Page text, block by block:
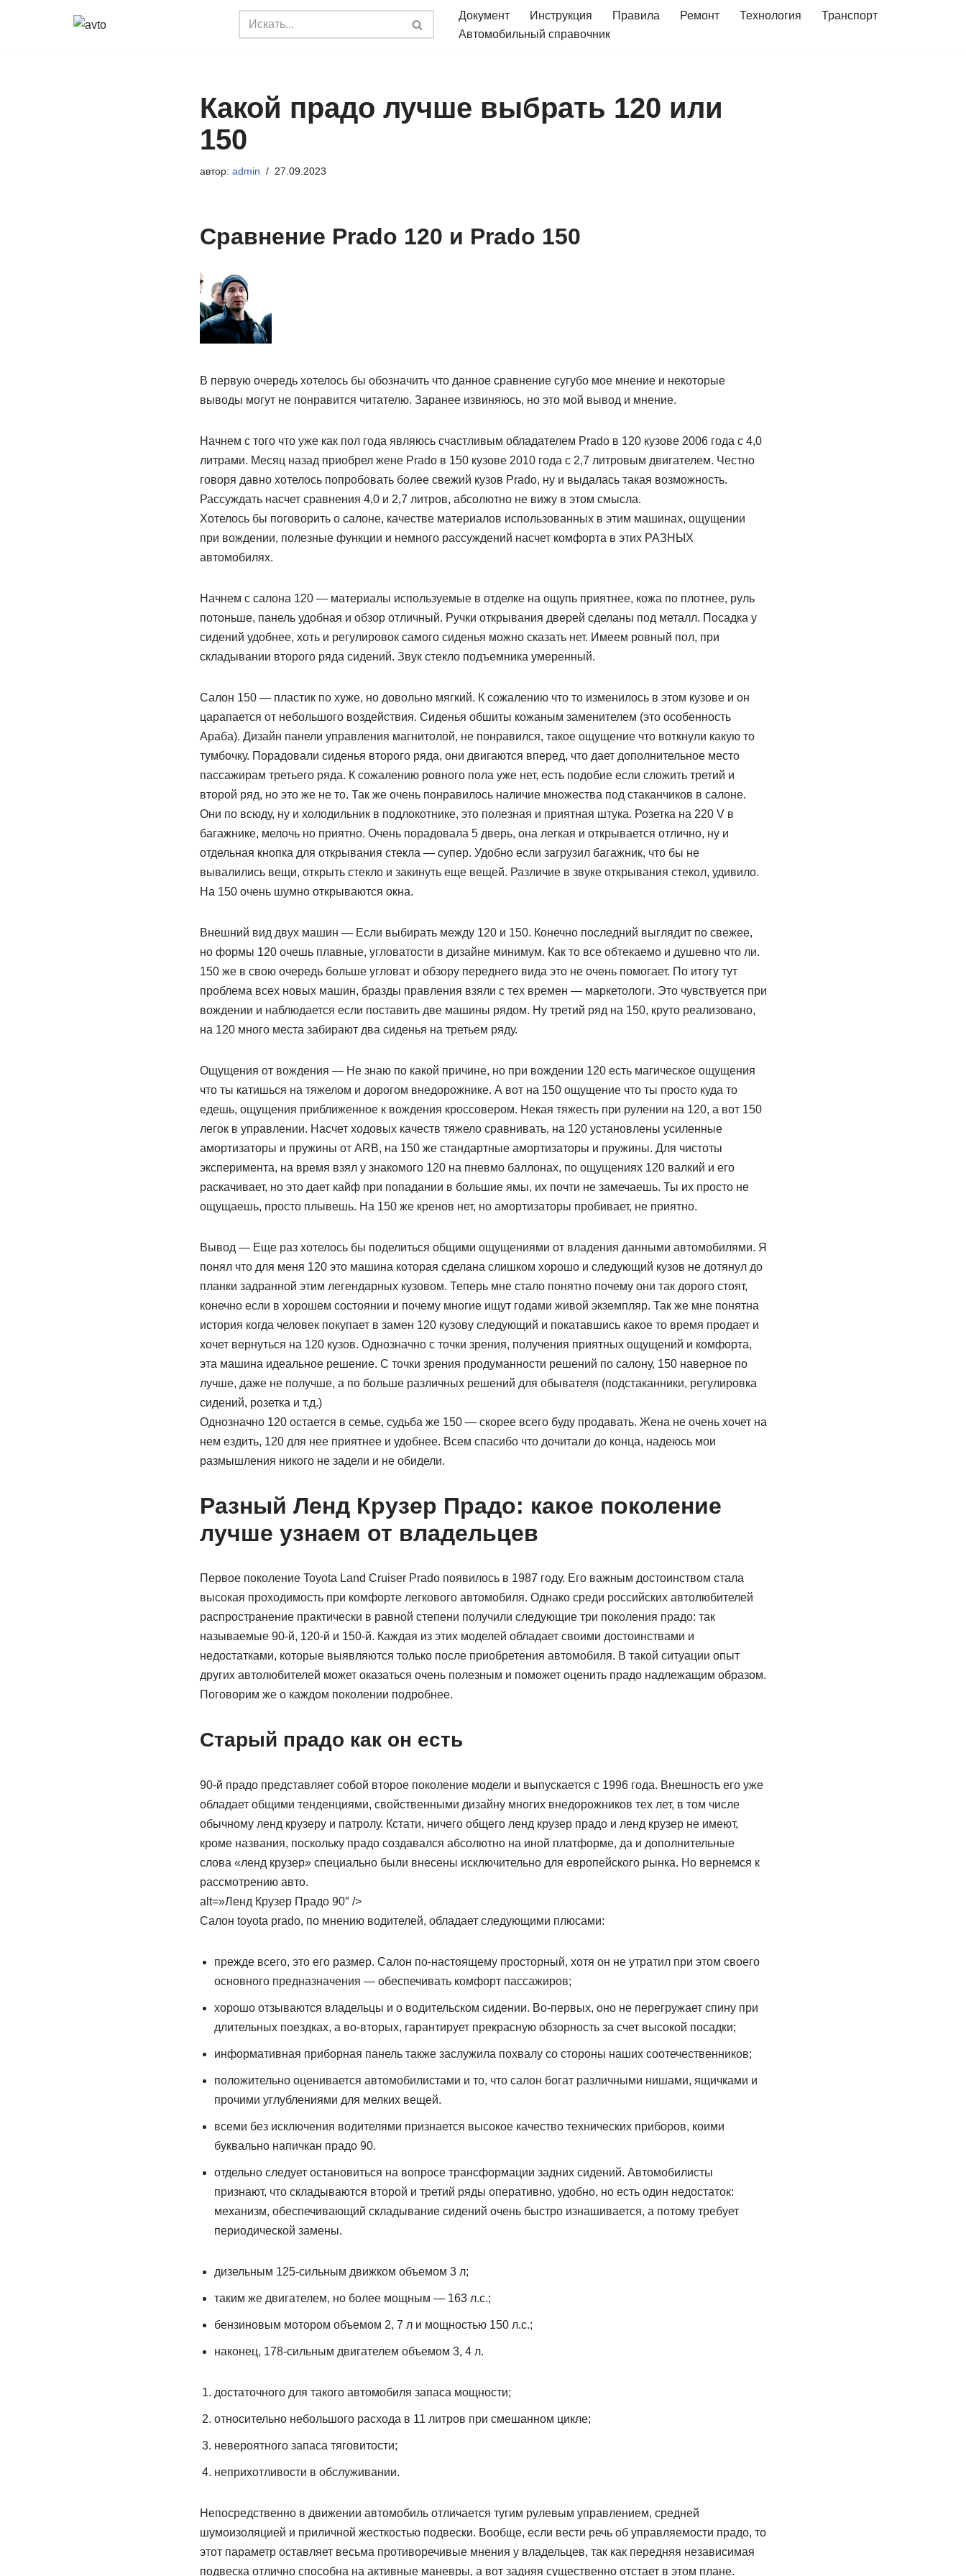
Документ Инструкция Правила Ремонт Технология
Транспорт
Автомобильный справочник
Какой прадо лучше выбрать 120 или
150
автор: admin 27.09.2023
Сравнение Prado 120 и Prado 150
В первую очередь хотелось бы обозначить что данное сравнение сугубо мое мнение и некоторые
выводы могут не понравится читателю. Заранее извиняюсь, но это мой вывод и мнение.
Начнем с того что уже как пол года являюсь счастливым обладателем Prado в 120 кузове 2006 года с 4,0
литрами. Месяц назад приобрел жене Prado в 150 кузове 2010 года с 2,7 литровым двигателем. Честно
говоря давно хотелось попробовать более свежий кузов Prado, ну и выдалась такая возможность.
Рассуждать насчет сравнения 4,0 и 2,7 литров, абсолютно не вижу в этом смысла.
Хотелось бы поговорить о салоне, качестве материалов использованных в этим машинах, ощущении
при вождении, полезные функции и немного рассуждений насчет комфорта в этих РАЗНЫХ
автомобилях.
Начнем с салона 120 — материалы используемые в отделке на ощупь приятнее, кожа по плотнее, руль
потоньше, панель удобная и обзор отличный. Ручки открывания дверей сделаны под металл. Посадка у
сидений удобнее, хоть и регулировок самого сиденья можно сказать нет. Имеем ровный пол, при
складывании второго ряда сидений. Звук стекло подъемника умеренный.
Салон 150 — пластик по хуже, но довольно мягкий. К сожалению что то изменилось в этом кузове и он
царапается от небольшого воздействия. Сиденья обшиты кожаным заменителем (это особенность
Араба). Дизайн панели управления магнитолой, не понравился, такое ощущение что воткнули какую то
тумбочку. Порадовали сиденья второго ряда, они двигаются вперед, что дает дополнительное место
пассажирам третьего ряда. К сожалению ровного пола уже нет, есть подобие если сложить третий и
второй ряд, но это же не то. Так же очень понравилось наличие множества под стаканчиков в салоне.
Они по всюду, ну и холодильник в подлокотнике, это полезная и приятная штука. Розетка на 220 V в
багажнике, мелочь но приятно. Очень порадовала 5 дверь, она легкая и открывается отлично, ну и
отдельная кнопка для открывания стекла — супер. Удобно если загрузил багажник, что бы не
вывалились вещи, открыть стекло и закинуть еще вещей. Различие в звуке открывания стекол, удивило.
На 150 очень шумно открываются окна.
Внешний вид двух машин — Если выбирать между 120 и 150. Конечно последний выглядит по свежее,
но формы 120 очешь плавные, угловатости в дизайне минимум. Как то все обтекаемо и душевно что ли.
150 же в свою очередь больше угловат и обзору переднего вида это не очень помогает. По итогу тут
проблема всех новых машин, бразды правления взяли с тех времен — маркетологи. Это чувствуется при
вождении и наблюдается если поставить две машины рядом. Ну третий ряд на 150, круто реализовано,
на 120 много места забирают два сиденья на третьем ряду.
Ощущения от вождения — Не знаю по какой причине, но при вождении 120 есть магическое ощущения
что ты катишься на тяжелом и дорогом внедорожнике. А вот на 150 ощущение что ты просто куда то
едешь, ощущения приближенное к вождения кроссовером. Некая тяжесть при рулении на 120, а вот 150
легок в управлении. Насчет ходовых качеств тяжело сравнивать, на 120 установлены усиленные
амортизаторы и пружины от ARB, на 150 же стандартные амортизаторы и пружины. Для чистоты
эксперимента, на время взял у знакомого 120 на пневмо баллонах, по ощущениях 120 валкий и его
раскачивает, но это дает кайф при попадании в большие ямы, их почти не замечаешь. Ты их просто не
ощущаешь, просто плывешь. На 150 же кренов нет, но амортизаторы пробивает, не приятно.
Вывод — Еще раз хотелось бы поделиться общими ощущениями от владения данными автомобилями. Я
понял что для меня 120 это машина которая сделана слишком хорошо и следующий кузов не дотянул до
планки задранной этим легендарных кузовом. Теперь мне стало понятно почему они так дорого стоят,
конечно если в хорошем состоянии и почему многие ищут годами живой экземпляр. Так же мне понятна
история когда человек покупает в замен 120 кузову следующий и покатавшись какое то время продает и
хочет вернуться на 120 кузов. Однозначно c точки зрения, получения приятных ощущений и комфорта,
эта машина идеальное решение. С точки зрения продуманности решений по салону, 150 наверное по
лучше, даже не получше, а по больше различных решений для обывателя (подстаканники, регулировка
сидений, розетка и т.д.)
Однозначно 120 остается в семье, судьба же 150 — скорее всего буду продавать. Жена не очень хочет на
нем ездить, 120 для нее приятнее и удобнее. Всем спасибо что дочитали до конца, надеюсь мои
размышления никого не задели и не обидели.
Разный Ленд Крузер Прадо: какое поколение
лучше узнаем от владельцев
Первое поколение Toyota Land Cruiser Prado появилось в 1987 году. Его важным достоинством стала
высокая проходимость при комфорте легкового автомобиля. Однако среди российских автолюбителей
распространение практически в равной степени получили следующие три поколения прадо: так
называемые 90-й, 120-й и 150-й. Каждая из этих моделей обладает своими достоинствами и
недостатками, которые выявляются только после приобретения автомобиля. В такой ситуации опыт
других автолюбителей может оказаться очень полезным и поможет оценить прадо надлежащим образом.
Поговорим же о каждом поколении подробнее.
Старый прадо как он есть
90-й прадо представляет собой второе поколение модели и выпускается с 1996 года. Внешность его уже
обладает общими тенденциями, свойственными дизайну многих внедорожников тех лет, в том числе
обычному ленд крузеру и патролу. Кстати, ничего общего ленд крузер прадо и ленд крузер не имеют,
кроме названия, поскольку прадо создавался абсолютно на иной платформе, да и дополнительные
слова «ленд крузер» специально были внесены исключительно для европейского рынка. Но вернемся к
рассмотрению авто.
alt=»Ленд Крузер Прадо 90″ />
Салон toyota prado, по мнению водителей, обладает следующими плюсами:
прежде всего, это его размер. Салон по-настоящему просторный, хотя он не утратил при этом своего
основного предназначения — обеспечивать комфорт пассажиров;
хорошо отзываются владельцы и о водительском сидении. Во-первых, оно не перегружает спину при
длительных поездках, а во-вторых, гарантирует прекрасную обзорность за счет высокой посадки;
информативная приборная панель также заслужила похвалу со стороны наших соотечественников;
положительно оценивается автомобилистами и то, что салон богат различными нишами, ящичками и
прочими углублениями для мелких вещей.
всеми без исключения водителями признается высокое качество технических приборов, коими
буквально напичкан прадо 90.
отдельно следует остановиться на вопросе трансформации задних сидений. Автомобилисты
признают, что складываются второй и третий ряды оперативно, удобно, но есть один недостаток:
механизм, обеспечивающий складывание сидений очень быстро изнашивается, а потому требует
периодической замены.
дизельным 125-сильным движком объемом 3 л;
таким же двигателем, но более мощным — 163 л.с.;
бензиновым мотором объемом 2, 7 л и мощностью 150 л.с.;
наконец, 178-сильным двигателем объемом 3, 4 л.
достаточного для такого автомобиля запаса мощности;
относительно небольшого расхода в 11 литров при смешанном цикле;
невероятного запаса тяговитости;
неприхотливости в обслуживании.
Непосредственно в движении автомобиль отличается тугим рулевым управлением, средней
шумоизоляцией и приличной жесткостью подвески. Вообще, если вести речь об управляемости прадо, то
этот параметр оставляет весьма противоречивые мнения у владельцев, так как передняя независимая
подвеска отлично способна на активные маневры, а вот задняя существенно отстает в этом плане.